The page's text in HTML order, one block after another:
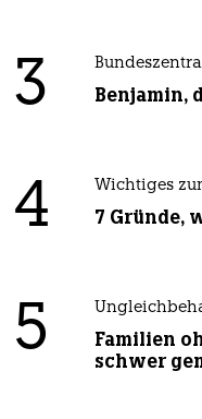
3 Benjamin,
4 Wichtiges
7 Gründe,
5
Familien
schwer